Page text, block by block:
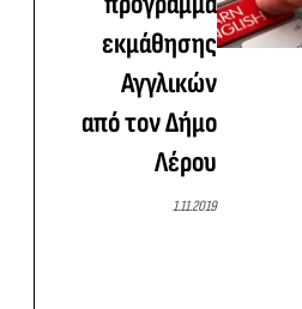
εκμάθησης
Αγγλικών
από τον Δήμο
Λέρου
1.11.2019